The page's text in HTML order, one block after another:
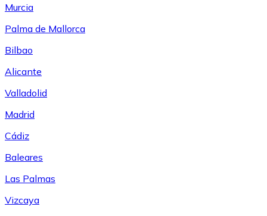
Murcia
Palma de Mallorca
Bilbao
Alicante
Valladolid
Madrid
Cádiz
Baleares
Las Palmas
Vizcaya